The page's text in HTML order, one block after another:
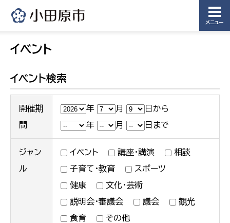
メニュー
イベント
イベント検索
開催期
間
年 月
日から
年
月 日まで
ジャン
ル
イベント 講座・講演
相談
子育て・教育
スポーツ
健康
文化・芸術
説明会・審議会
議会
観光
食育
その他